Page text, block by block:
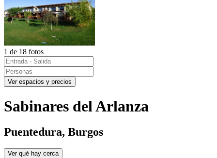
1 de 18 fotos
Ver espacios y precios
Sabinares del Arlanza
Puentedura, Burgos
Ver qué hay cerca